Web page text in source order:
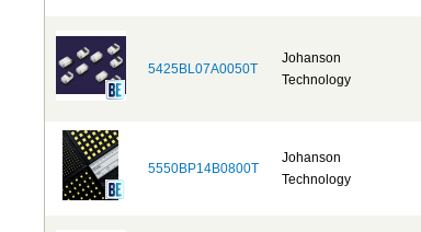
5425BL07A0050T
Johanson
Technology
5550BP14B0800T
Johanson
Technology